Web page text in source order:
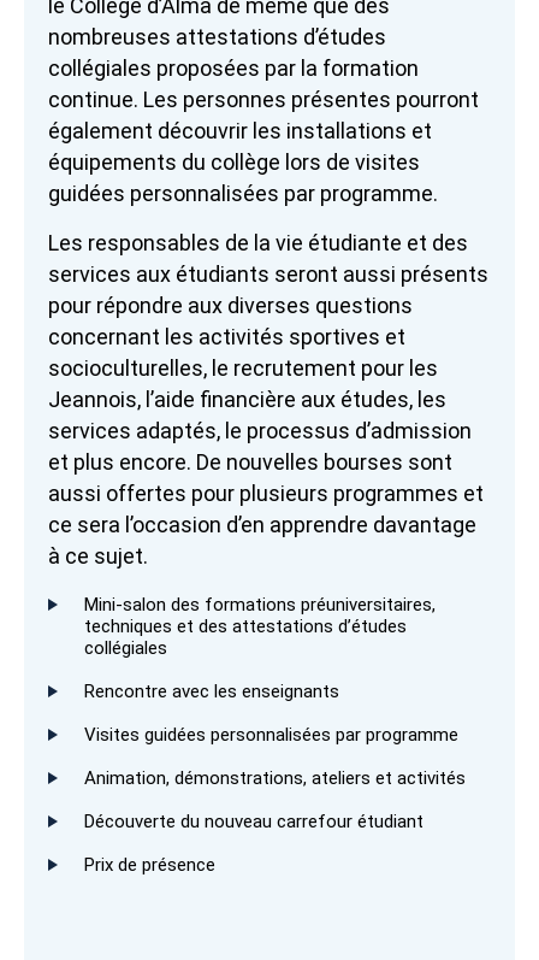
le Collège d’Alma de même que des
nombreuses attestations d’études
collégiales proposées par la formation
continue. Les personnes présentes pourront
également découvrir les installations et
équipements du collège lors de visites
guidées personnalisées par programme.
Les responsables de la vie étudiante et des
services aux étudiants seront aussi présents
pour répondre aux diverses questions
concernant les activités sportives et
socioculturelles, le recrutement pour les
Jeannois, l’aide financière aux études, les
services adaptés, le processus d’admission
et plus encore. De nouvelles bourses sont
aussi offertes pour plusieurs programmes et
ce sera l’occasion d’en apprendre davantage
à ce sujet.
Mini-salon des formations préuniversitaires,
techniques et des attestations d’études
collégiales
Rencontre avec les enseignants
Visites guidées personnalisées par programme
Animation, démonstrations, ateliers et activités
Découverte du nouveau carrefour étudiant
Prix de présence